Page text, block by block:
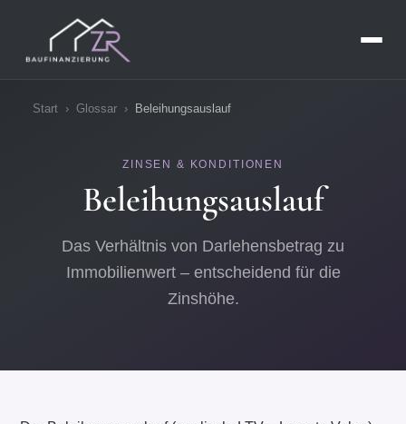
Start › Glossar › Beleihungsauslauf
ZINSEN & KONDITIONEN
Beleihungsauslauf
Das Verhältnis von Darlehensbetrag zu
Immobilienwert – entscheidend für die
Zinshöhe.